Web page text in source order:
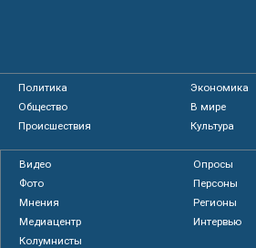
Политика
Экономика
Общество
В мире
Происшествия
Культура
Видео
Опросы
Фото
Персоны
Мнения
Регионы
Медиацентр
Интервью
Колумнисты